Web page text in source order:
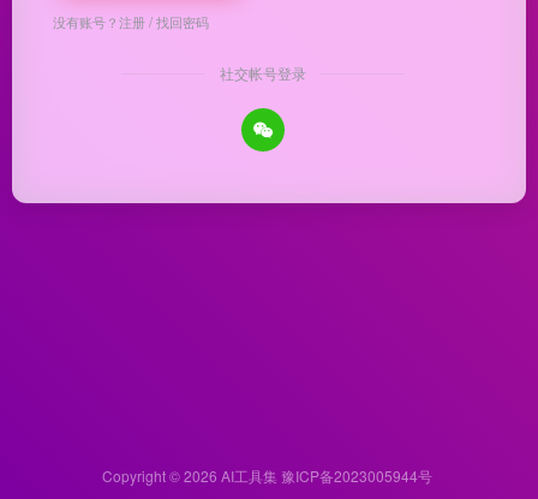
没有账号？注册/找回密码
社交帐号登录
Copyright © 2026 AI工具集 豫ICP备2023005944号